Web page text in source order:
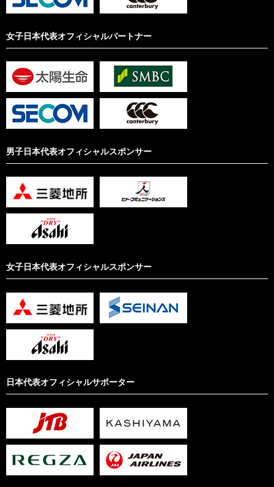
女子日本代表オフィシャルパートナー
男子日本代表オフィシャルスポンサー
女子日本代表オフィシャルスポンサー
日本代表オフィシャルサポーター